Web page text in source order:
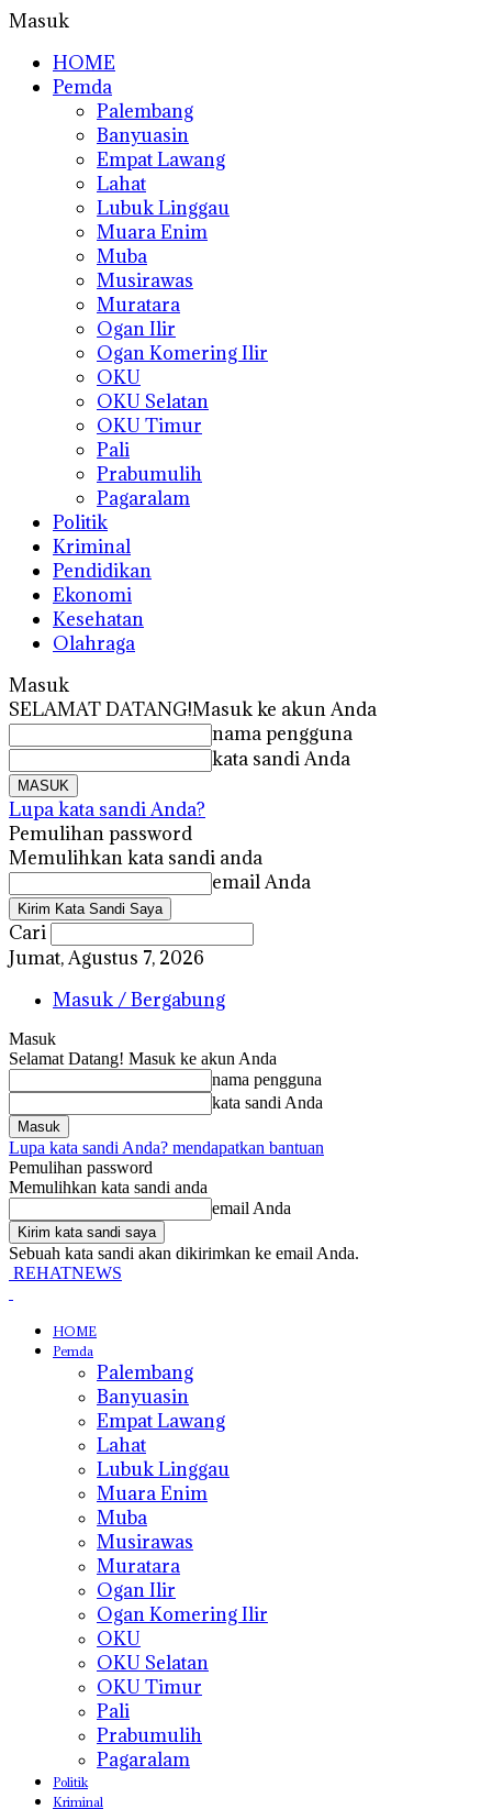
Masuk
HOME
Pemda
Palembang
Banyuasin
Empat Lawang
Lahat
Lubuk Linggau
Muara Enim
Muba
Musirawas
Muratara
Ogan Ilir
Ogan Komering Ilir
OKU
OKU Selatan
OKU Timur
Pali
Prabumulih
Pagaralam
Politik
Kriminal
Pendidikan
Ekonomi
Kesehatan
Olahraga
Masuk
SELAMAT DATANG!Masuk ke akun Anda
nama pengguna
kata sandi Anda
Lupa kata sandi Anda?
Pemulihan password
Memulihkan kata sandi anda
email Anda
Cari
Jumat, Agustus 7, 2026
Masuk / Bergabung
Masuk
Selamat Datang! Masuk ke akun Anda
nama pengguna
kata sandi Anda
Lupa kata sandi Anda? mendapatkan bantuan
Pemulihan password
Memulihkan kata sandi anda
email Anda
Sebuah kata sandi akan dikirimkan ke email Anda.
REHATNEWS
HOME
Pemda
Palembang
Banyuasin
Empat Lawang
Lahat
Lubuk Linggau
Muara Enim
Muba
Musirawas
Muratara
Ogan Ilir
Ogan Komering Ilir
OKU
OKU Selatan
OKU Timur
Pali
Prabumulih
Pagaralam
Politik
Kriminal